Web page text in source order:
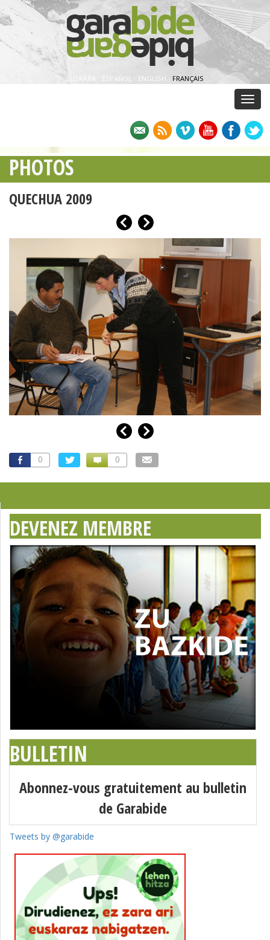
EUSKARA ESPAÑOL · ENGLISH · FRANÇAIS
PHOTOS
QUECHUA 2009
0 0
DEVENEZ MEMBRE
BULLETIN
Abonnez-vous gratuitement au bulletin
de Garabide
Tweets by @garabide